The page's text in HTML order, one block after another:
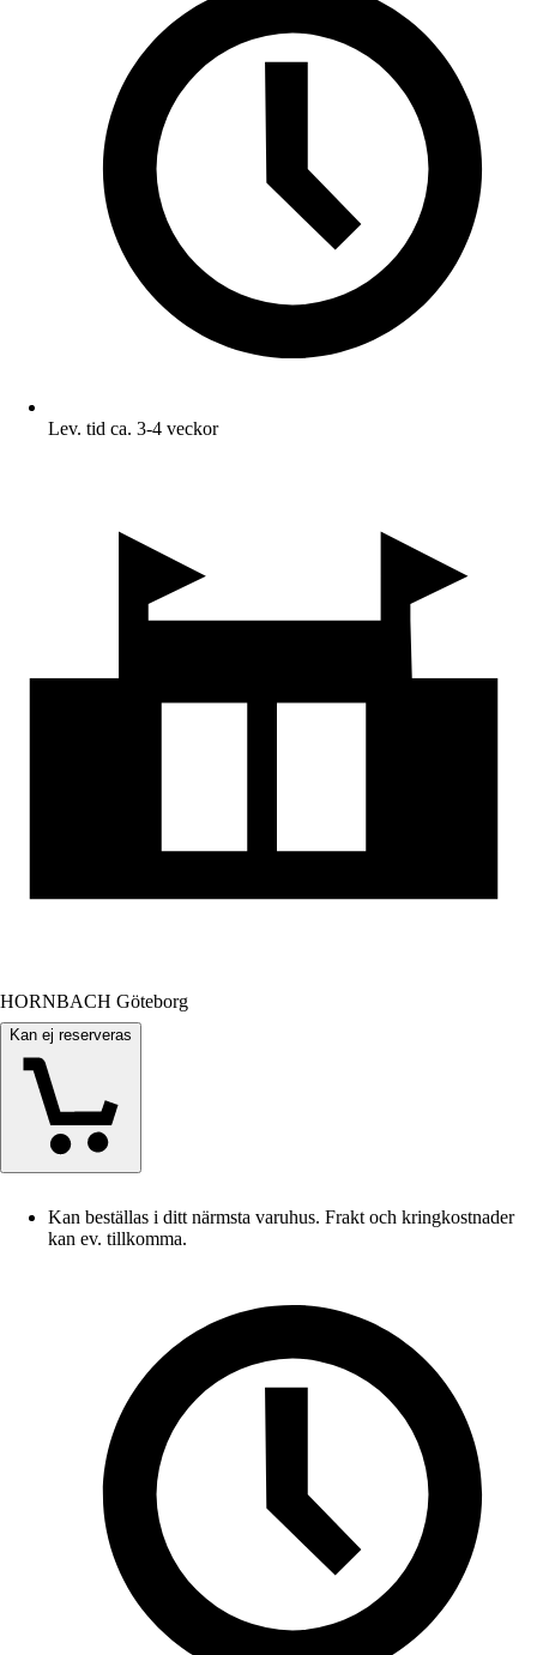
Lev. tid ca. 3-4 veckor
HORNBACH Göteborg
Kan ej reserveras
Kan beställas i ditt närmsta varuhus. Frakt och kringkostnader
kan ev. tillkomma.